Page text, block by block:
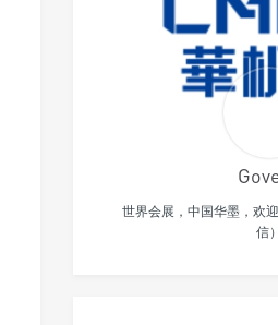
世界会展，中国华墨，欢
信）